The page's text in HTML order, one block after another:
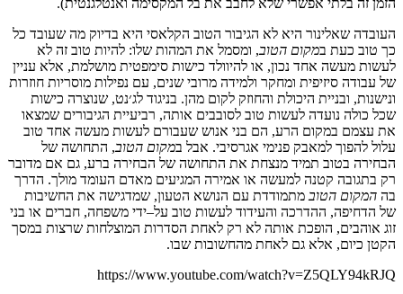
העובדה שאלינור היא לא הגיבור הטוב הקלאסי היא בדיוק מה שעובד כל
כך טוב כעת במקום הטוב, ומסמל את המהות שלו: להיות טוב זה לא
לעשות מעשה אחד נכון, או להיוולד כישות סימפטית מושלמת, אלא עניין
של עבודה סיזיפית ומחקר ולמידה מרובי שנים, עם נפילות מוסריות חוזרות
ונישנות, ובניית היכולת והחוזק לקום מהן. בניגוד לג׳נט, שנוצרה כישות
שכל כולה נועדה לעשות טוב לסובבים אותה, רביעיית הגיבורים שמצאו
את עצמם במקום הרע, הם בני אנוש שעבורם לעשות מעשה אחד טוב
עלול להפוך למאבק פנימי אגרסיבי. אבל במקום הטוב, התחושה של
הבחירה בטוב תמיד מנצחת את התחושה של הבחירה ברע, גם אם מדובר
רק בתגובה קטנה למעשה או אמירה המגיעים מאדם העומד מולך. הדרך
בה המקום הטוב מתמודדת עם הנושא הטעון, שמדגישה את החשיבות
של הדחיפה, ההדרכה והעידוד לעשות טוב על–ידי משפחה, חברים או בני
זוג אוהבים, הופכת אותה לא רק לאחת הסדרות המוצלחות שרצות במסך
הקטן כיום, אלא גם לאחת מהחשובות שבו.
https://www.youtube.com/watch?v=Z5QLY94kRJQ